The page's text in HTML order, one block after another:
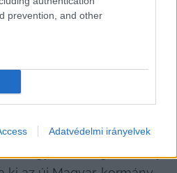
prevention, and other
Adatvédelmi irányelvek
a Versenyképes Járások
a lehetőséget, amiből
Szemeryné.
és azt javasolta, hogy